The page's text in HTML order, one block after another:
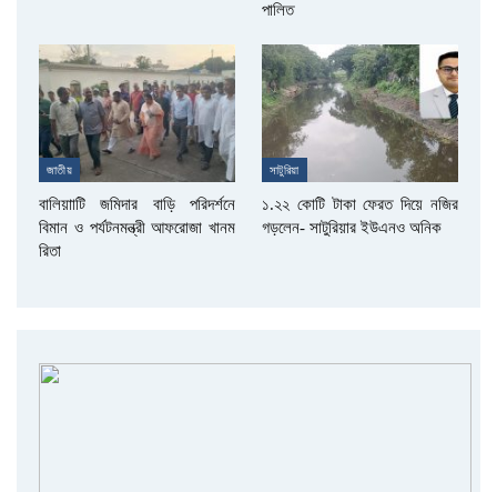
পালিত
জাতীয়
বালিয়াাটি জমিদার বাড়ি পরিদর্শনে
বিমান ও পর্যটনমন্ত্রী আফরোজা খানম
রিতা
সাটুরিয়া
১.২২ কোটি টাকা ফেরত দিয়ে নজির
গড়লেন- সাটুরিয়ার ইউএনও অনিক